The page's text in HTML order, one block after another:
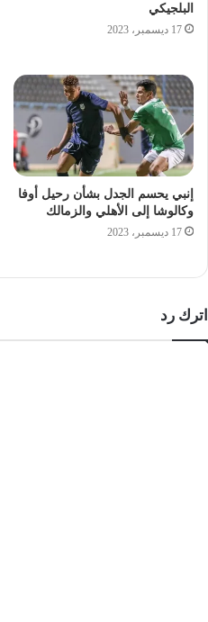
البلجيكي
17 ديسمبر، 2023
إنبي يحسم الجدل بشأن رحيل أوفا
وكالوشا إلى الأهلي والزمالك
17 ديسمبر، 2023
اترك رد